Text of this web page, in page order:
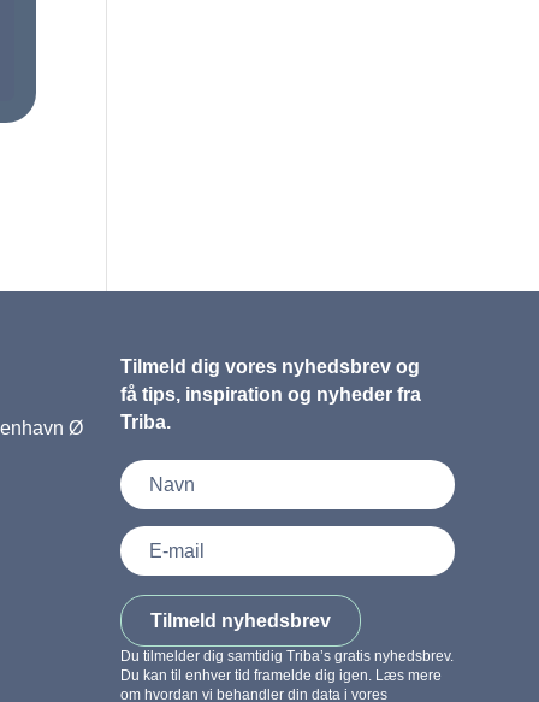
Ø
Tilmeld dig vores nyhedsbrev og
få tips, inspiration og nyheder fra
Triba.
Tilmeld nyhedsbrev
Du tilmelder dig samtidig Triba’s gratis nyhedsbrev.
Du kan til enhver tid framelde dig igen. Læs mere
om hvordan vi behandler din data i vores